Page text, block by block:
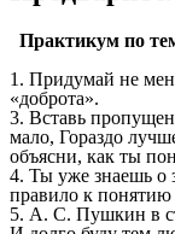
Практикум по
1. Придумай не
«доброта».
3. Вставь
мало, Гораздо
объясни, как ты
4. Ты уже знаешь о
правило к понятию
5. А. С. Пушкин в